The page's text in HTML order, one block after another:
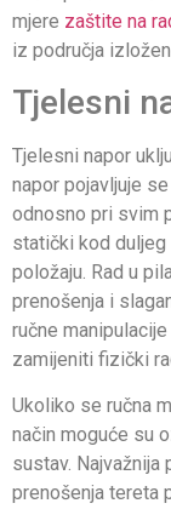
mjere zaštite na
iz područja
Tjelesni
Tjelesni napor
napor pojavljuje
odnosno pri svim
statički kod
položaju. Rad u
prenošenja i
ručne
zamijeniti fizički
Ukoliko se ručna
način moguće su
sustav. Najvažnija
prenošenja tereta